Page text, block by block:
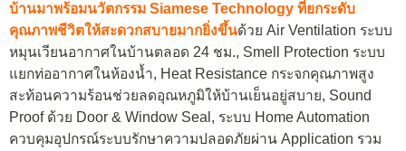
บ้านมาพร้อมนวัตกรรม Siamese Technology ที่ยกระดับ
คุณภาพชีวิตให้สะดวกสบายมากยิ่งขึ้นด้วย Air Ventilation ระบบ
หมุนเวียนอากาศในบ้านตลอด 24 ชม., Smell Protection ระบบ
แยกท่ออากาศในห้องน้ำ, Heat Resistance กระจกคุณภาพสูง
สะท้อนความร้อนช่วยลดอุณหภูมิให้บ้านเย็นอยู่สบาย, Sound
Proof ด้วย Door & Window Seal, ระบบ Home Automation
ควบคุมอุปกรณ์ระบบรักษาความปลอดภัยผ่าน Application รวม